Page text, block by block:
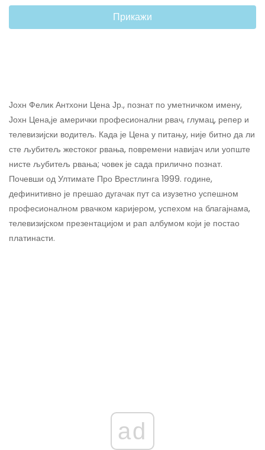
Прикажи
Јохн Фелик Антхони Цена Јр., познат по уметничком имену,
Јохн Цена,је амерички професионални рвач, глумац, репер и
телевизијски водитељ. Када је Цена у питању, није битно да ли
сте љубитељ жестоког рвања, повремени навијач или уопште
нисте љубитељ рвања; човек је сада прилично познат.
Почевши од Ултимате Про Врестлинга 1999. године,
дефинитивно је прешао дугачак пут са изузетно успешном
професионалном рвачком каријером, успехом на благајнама,
телевизијском презентацијом и рап албумом који је постао
платинасти.
ad